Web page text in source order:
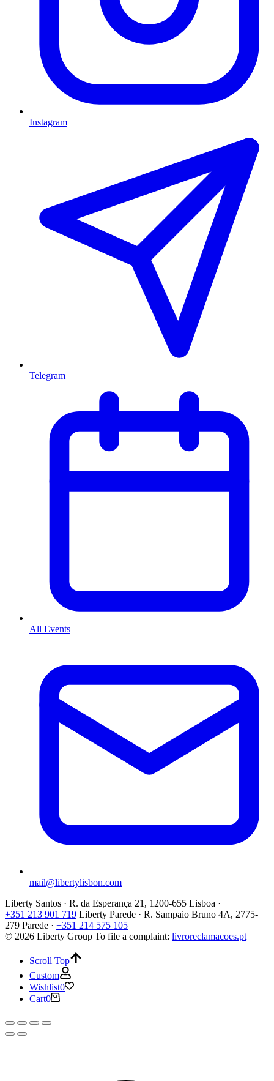
Instagram
Telegram
All Events
mail@libertylisbon.com
Liberty Santos · R. da Esperança 21, 1200-655 Lisboa ·
+351 213 901 719 Liberty Parede · R. Sampaio Bruno 4A, 2775-
279 Parede · +351 214 575 105
© 2026 Liberty Group To file a complaint: livroreclamacoes.pt
Scroll Top
Custom
Wishlist0
Cart0